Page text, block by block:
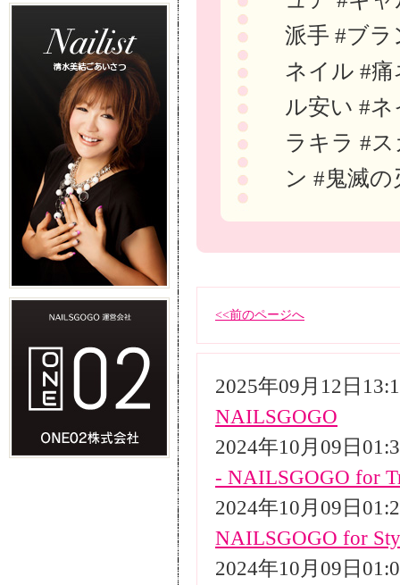
派手 #ブラ
ネイル #
ル安い #
ラキラ #
ン #鬼滅の
<<前のページへ
2025年09月12日
NAILSGOGO
2024年10月09日
- NAILSGOGO for
2024年10月09日
NAILSGOGO for
2024年10月09日